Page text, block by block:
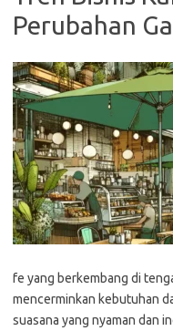
Perubahan
fe yang berkembang di
mencerminkan kebutuhan
suasana yang nyaman dan